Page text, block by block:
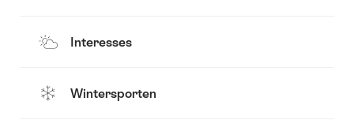
Interesses
Wintersporten